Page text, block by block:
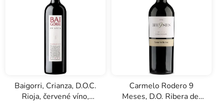
Baigorri, Crianza, D.O.C.
Rioja, červené víno,
Carmelo Rodero 9
Meses, D.O. Ribera del